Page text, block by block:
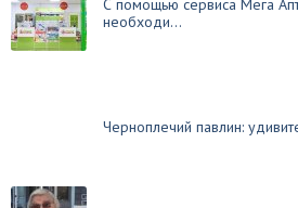
С помощью сервиса Мега
необходи...
Черноплечий павлин: